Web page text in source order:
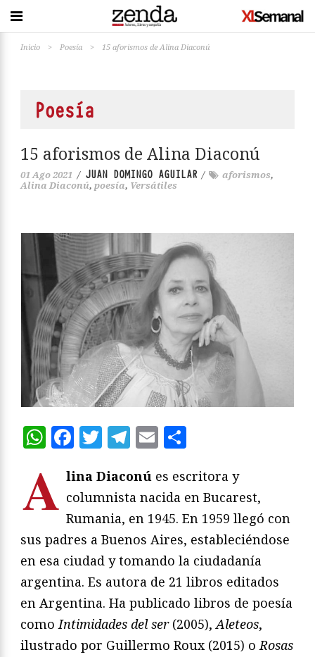
Inicio > Poesía > 15 aforismos de Alina Diaconú
Poesía
15 aforismos de Alina Diaconú
01 Ago 2021 / JUAN DOMINGO AGUILAR / aforismos,
Alina Diaconú, poesía, Versátiles
WhatsApp
Facebook
Twitter
Telegram
Email
A lina Diaconú es escritora y
columnista nacida en Bucarest,
Rumania, en 1945. En 1959 llegó con
sus padres a Buenos Aires, estableciéndose
en esa ciudad y tomando la ciudadanía
argentina. Es autora de 21 libros editados
en Argentina. Ha publicado libros de poesía
comoIntimidades del ser(2005),Aleteos,
ilustrado por Guillermo Roux (2015) oRosas